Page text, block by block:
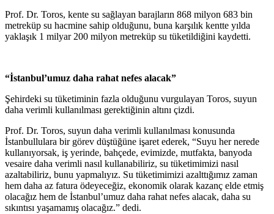
Prof. Dr. Toros, kente su sağlayan barajların 868 milyon 683 bin
metreküp su hacmine sahip olduğunu, buna karşılık kentte yılda
yaklaşık 1 milyar 200 milyon metreküp su tüketildiğini kaydetti.
“İstanbul’umuz daha rahat nefes alacak”
Şehirdeki su tüketiminin fazla olduğunu vurgulayan Toros, suyun
daha verimli kullanılması gerektiğinin altını çizdi.
Prof. Dr. Toros, suyun daha verimli kullanılması konusunda
İstanbullulara bir görev düştüğüne işaret ederek, “Suyu her nerede
kullanıyorsak, iş yerinde, bahçede, evimizde, mutfakta, banyoda
vesaire daha verimli nasıl kullanabiliriz, su tüketimimizi nasıl
azaltabiliriz, bunu yapmalıyız. Su tüketimimizi azalttığımız zaman
hem daha az fatura ödeyeceğiz, ekonomik olarak kazanç elde etmiş
olacağız hem de İstanbul’umuz daha rahat nefes alacak, daha su
sıkıntısı yaşamamış olacağız.” dedi.